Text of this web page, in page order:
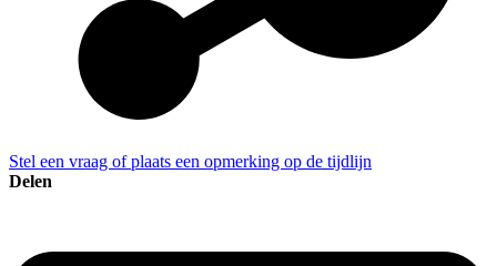
Stel een vraag of plaats een opmerking op de tijdlijn
Delen